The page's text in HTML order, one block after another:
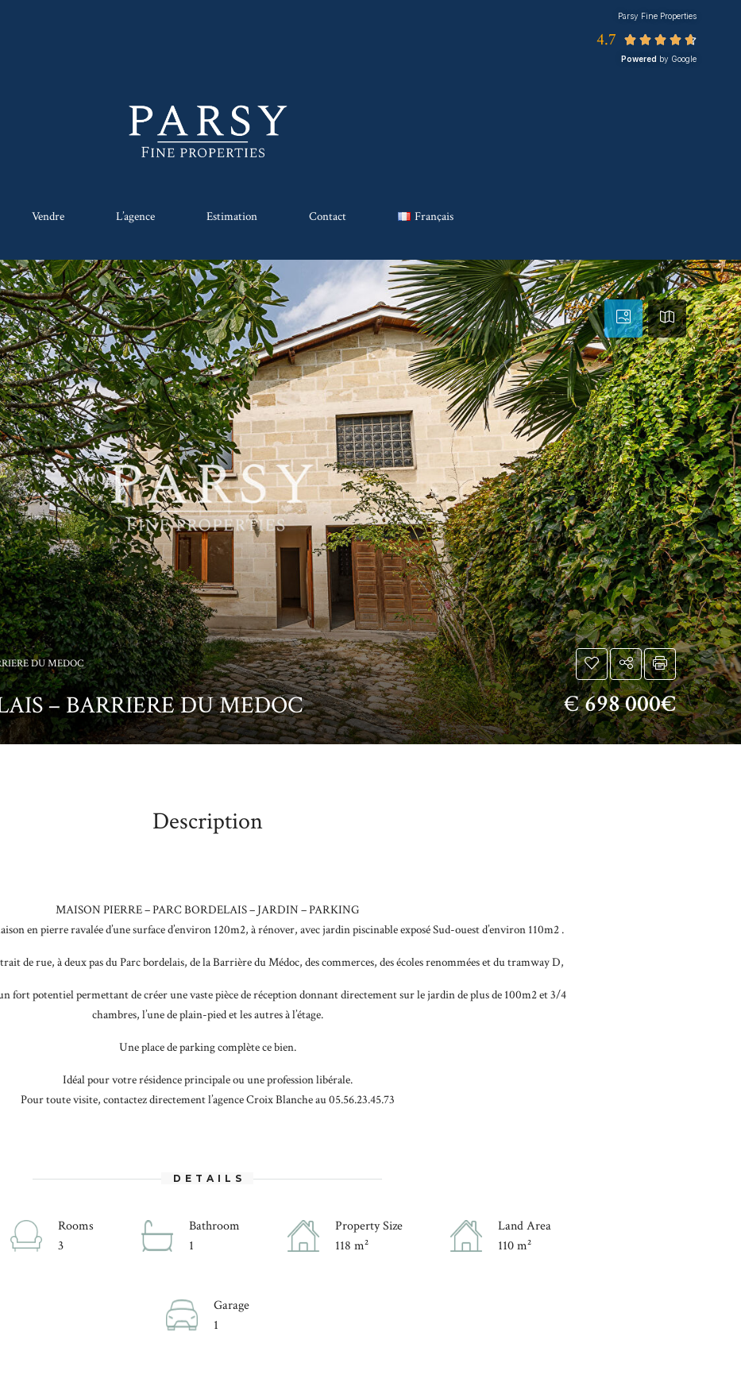
Parsy Fine Properties
4.7     
Powered by Google
Vendre L’agence Estimation Contact Français
DU MEDOC
– BARRIERE DU MEDOC €698 000€
Description
MAISON PIERRE – PARC BORDELAIS – JARDIN – PARKING
en pierre ravalée d’une surface d’environ 120m2, à rénover, avec jardin piscinable exposé Sud-ouest d’environ 110m2 .
de rue, à deux pas du Parc bordelais, de la Barrière du Médoc, des commerces, des écoles renommées et du tramway D,
fort potentiel permettant de créer une vaste pièce de réception donnant directement sur le jardin de plus de 100m2 et 3/4
chambres, l’une de plain-pied et les autres à l’étage.
Une place de parking complète ce bien.
Idéal pour votre résidence principale ou une profession libérale.
Pour toute visite, contactez directement l’agence Croix Blanche au 05.56.23.45.73
DETAILS
Rooms
3
Bathroom
1
Property Size
118 m²
Land Area
110 m²
Garage
1